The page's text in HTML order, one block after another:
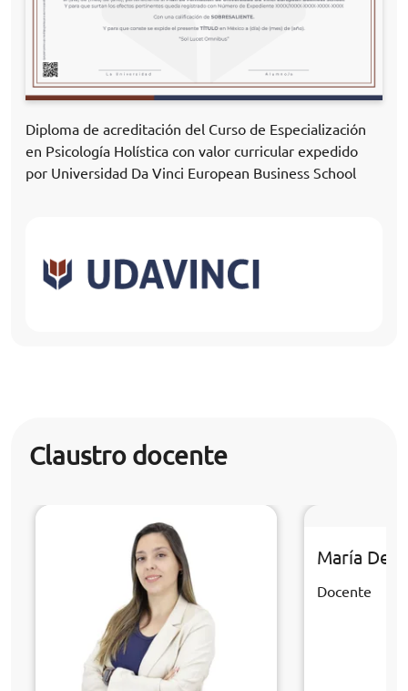
Diploma de acreditación del Curso de Especialización
en Psicología Holística con valor curricular expedido
por Universidad Da Vinci European Business School
Claustro docente
María Del
Docente